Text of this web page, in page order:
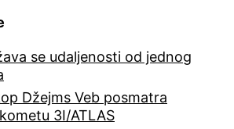
se udaljenosti od jednog
Džejms Veb posmatra
3I/ATLAS